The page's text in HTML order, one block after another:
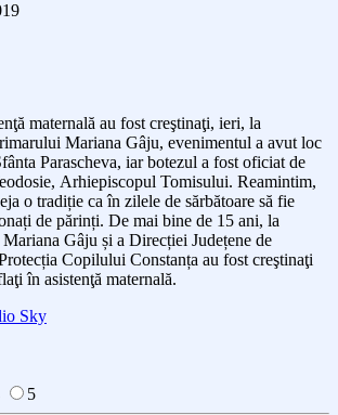
maternală au fost creştinaţi, ieri, la
Mariana Gâju, evenimentul a avut loc
ânta Parascheva, iarbotezul a fost oficiat de
Arhiepiscopul Tomisului. Reamintim,
o tradiție ca în zilele de sărbătoare să fie
de părinți. De mai bine de 1 5 ani, la
Gâju și a Direcției Județene de
Copilului Constanța au fost creştinaţi
în asistenţă maternală.
Sky
5